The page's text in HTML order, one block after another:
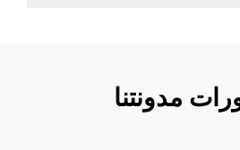
مدونتنا